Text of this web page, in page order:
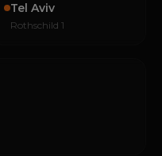
Tel Aviv
Rothschild 1